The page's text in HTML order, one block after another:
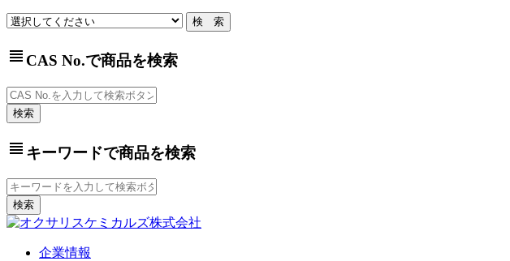
view_headline CAS No.で商品を検索
view_headline キーワードで商品を検索
企業情報